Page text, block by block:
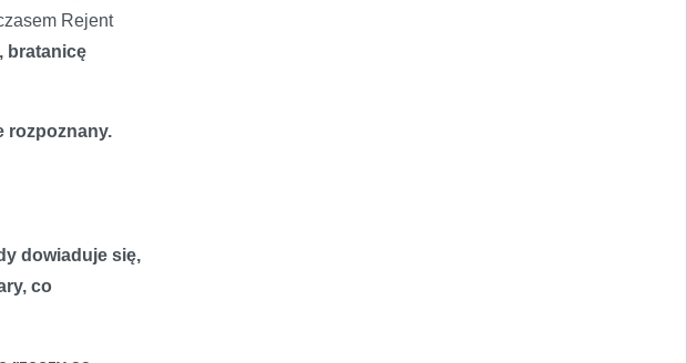
Rejent
bratanicę
rozpoznany.
dowiaduje się,
co